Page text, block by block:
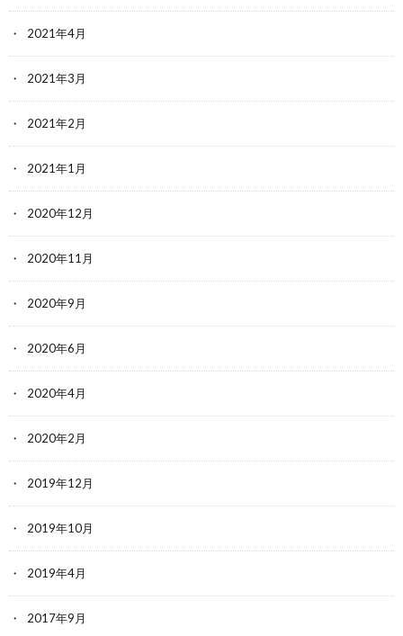
2021年4月
2021年3月
2021年2月
2021年1月
2020年12月
2020年11月
2020年9月
2020年6月
2020年4月
2020年2月
2019年12月
2019年10月
2019年4月
2017年9月